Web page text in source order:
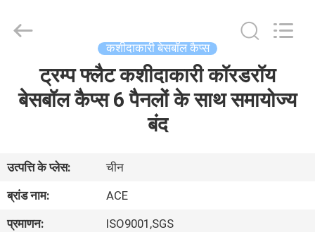
हमारे
बारे
में
Manufacturing
कशीदाकारी बेसबॉल कैप्स
ट्रम्प फ्लैट कशीदाकारी कॉरडरॉय
बेसबॉल कैप्स 6 पैनलों के साथ समायोज्य
बंद
उत्पत्ति के प्लेस:
चीन
ब्रांड नाम:
ACE
प्रमाणन:
ISO9001,SGS